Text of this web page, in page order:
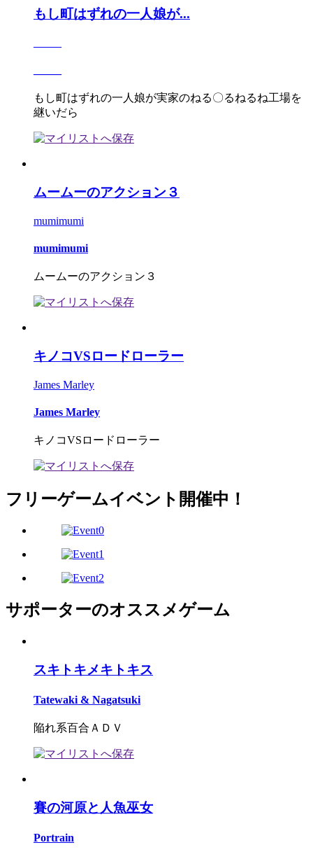
もし町はずれの一人娘が...
もし町はずれの一人娘が実家のねる〇るねるね工場を
継いだら
ムームーのアクション３
mumimumi
mumimumi
ムームーのアクション３
キノコVSロードローラー
James Marley
James Marley
キノコVSロードローラー
フリーゲームイベント開催中！
サポーターのオススメゲーム
スキトキメキトキス
Tatewaki & Nagatsuki
陥れ系百合ＡＤＶ
賽の河原と人魚巫女
Portrain